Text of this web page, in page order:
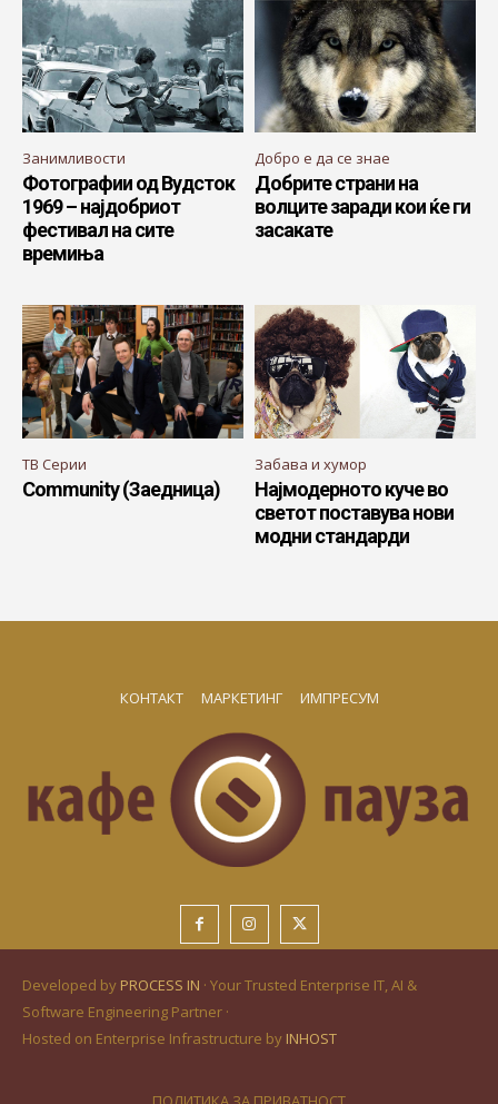
Занимливости
Фотографии од Вудсток
1969 – најдобриот
фестивал на сите
времиња
Добро е да се знае
Добрите страни на
волците заради кои ќе ги
засакате
ТВ Серии
Community (Заедница)
Забава и хумор
Најмодерното куче во
светот поставува нови
модни стандарди
КОНТАКТ МАРКЕТИНГ ИМПРЕСУМ
Developed by PROCESS IN · Your Trusted Enterprise IT, AI &
Software Engineering Partner ·
Hosted on Enterprise Infrastructure by INHOST